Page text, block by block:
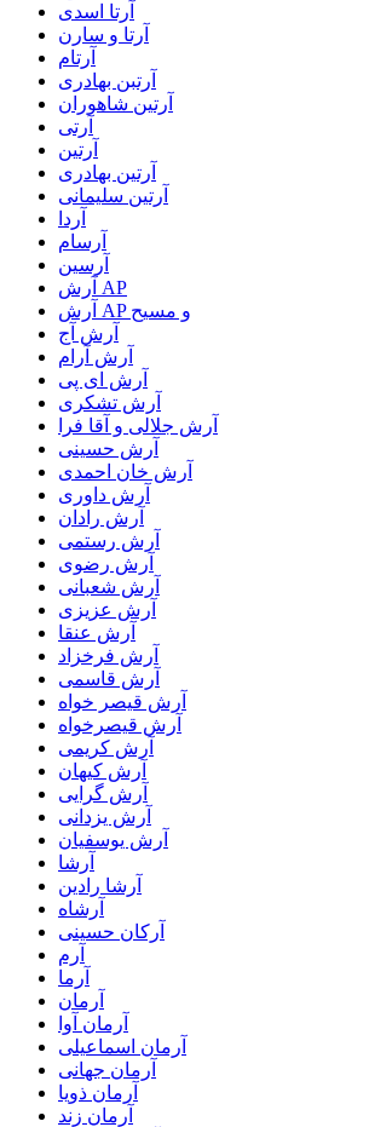
آرتا اسدی
آرتا و سارن
آرتام
آرتبن بهادری
آرتين شاهوران
آرتی
آرتین
آرتین بهادری
آرتین سلیمانی
آردا
آرسام
آرسین
آرش AP
آرش AP و مسیح
آرش آج
آرش آرام
آرش ای پی
آرش تشکری
آرش جلالی و آقا فرا
آرش حسینی
آرش خان احمدی
آرش داوری
آرش رادان
آرش رستمى
آرش رضوی
آرش شعبانی
آرش عزیزی
آرش عنقا
آرش فرخزاد
آرش قاسمی
آرش قیصر خواه
آرش قیصرخواه
آرش کریمی
آرش کیهان
آرش گرایی
آرش یزدانی
آرش یوسفیان
آرشا
آرشا رادین
آرشاه
آرکان حسینی
آرم
آرما
آرمان
آرمان آوا
آرمان اسماعیلی
آرمان جهانی
آرمان ذویا
آرمان زند